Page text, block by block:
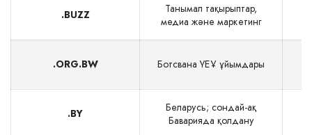
.BUZZ
Танымал тақырыптар,
медиа және маркетинг
.ORG.BW Ботсвана ҮЕҰ ұйымдары
.BY
Беларусь; сондай-ақ
Баварияда қолдану